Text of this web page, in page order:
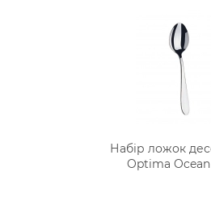
Набір ложок
Optima